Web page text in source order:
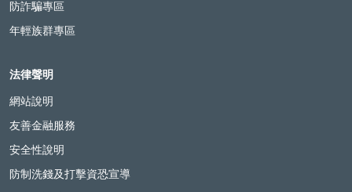
防詐騙專區
年輕族群專區
法律聲明
網站說明
友善金融服務
安全性說明
防制洗錢及打擊資恐宣導